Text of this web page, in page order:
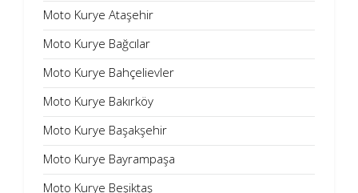
Moto Kurye Ataşehir
Moto Kurye Bağcılar
Moto Kurye Bahçelievler
Moto Kurye Bakırköy
Moto Kurye Başakşehir
Moto Kurye Bayrampaşa
Moto Kurye Beşiktaş